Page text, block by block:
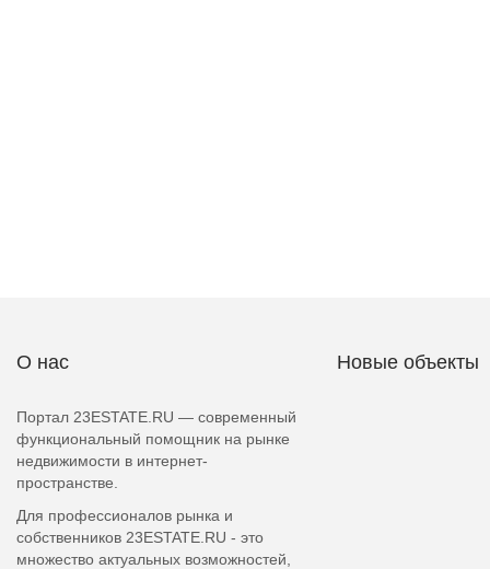
О нас
Портал 23ESTATE.RU — современный
функциональный помощник на рынке
недвижимости в интернет-
пространстве.
Для профессионалов рынка и
собственников 23ESTATE.RU - это
множество актуальных возможностей,
Новые объекты